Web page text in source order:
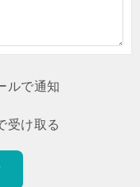
ルで通知
受け取る